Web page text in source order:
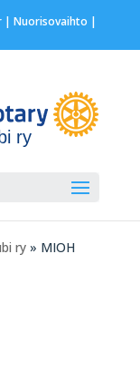
| Nuorisovaihto |
ry
ry » MIOH